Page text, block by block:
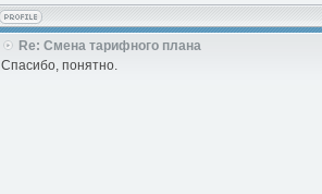
Re: Смена тарифного плана
Спасибо, понятно.